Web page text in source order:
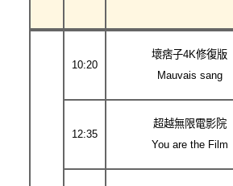
10:20
壞痞子4K修復版
Mauvais sang
12:35
超越無限電影院
You are the Film